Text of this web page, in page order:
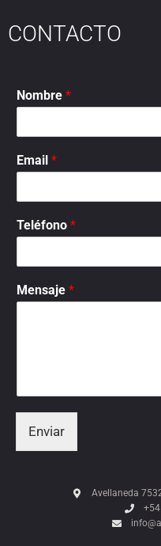
CONTACTO
Nombre *
Email *
Teléfono *
Mensaje *
Enviar
Avellaneda